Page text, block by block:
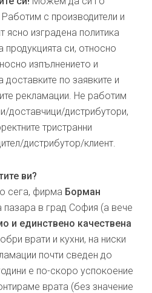
с производители и
ясно изградена политика
продукцията си, относно
изпълнението и
по заявките и
рекламации. Не работим
доставчици/дистрибутори,
тристранни
дистрибутор/клиент.
ви?
сега, фирма Борман
пазара в град София (а вече
и единствено качествена
врати и кухни, на ниски
почти сведен до
е по-скоро успокоение
врата (без значение